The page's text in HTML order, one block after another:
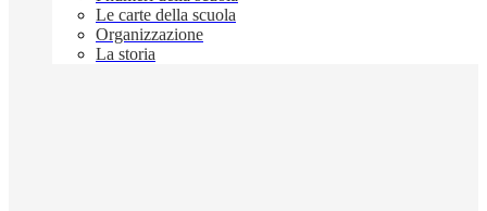
Le carte della scuola
Organizzazione
La storia